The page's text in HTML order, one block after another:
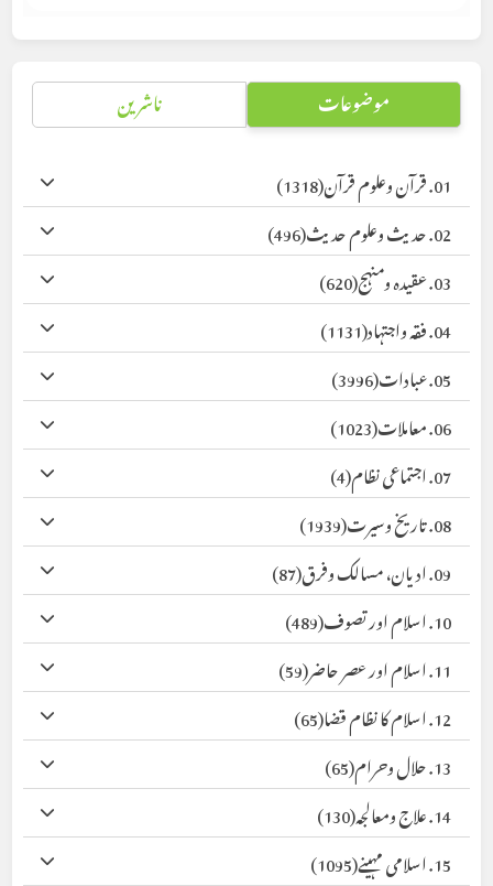
موضوعات ناشرین
01. قرآن وعلوم قرآن
(1318)
02. حدیث وعلوم حدیث
(496)
03. عقیدہ ومنہج
(620)
04. فقہ واجتہاد
(1131)
05. عبادات
(3996)
06. معاملات
(1023)
07. اجتماعی نظام
(4)
08. تاریخ وسیرت
(1939)
09. ادیان، مسالک وفرق
(87)
10. اسلام اور تصوف
(489)
11. اسلام اور عصر حاضر
(59)
12. اسلام کا نظام قضا
(65)
13. حلال وحرام
(65)
14. علاج ومعالجہ
(130)
15. اسلامی مہینے
(1095)